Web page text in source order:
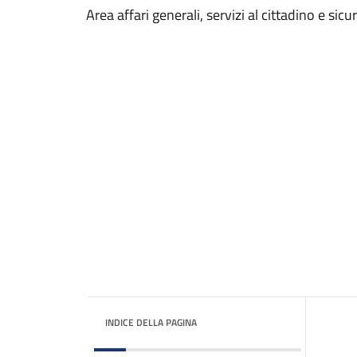
Area affari generali, servizi al cittadino e
INDICE DELLA PAGINA